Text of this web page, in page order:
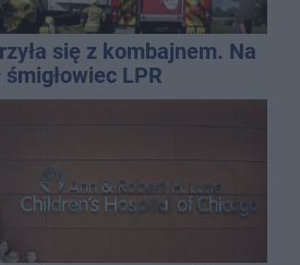
się z kombajnem. Na
LPR